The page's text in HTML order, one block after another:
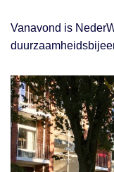
Vanavond is